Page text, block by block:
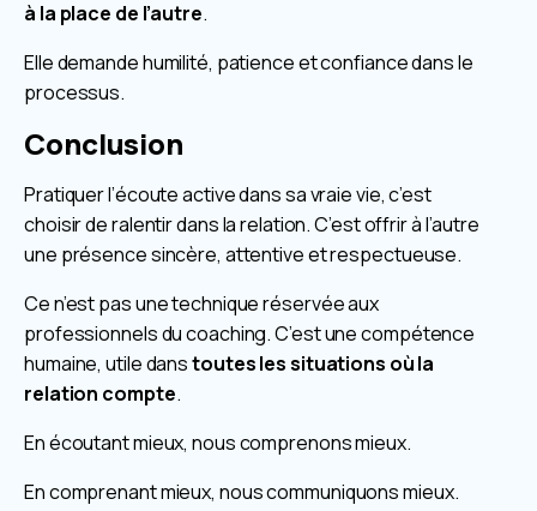
à la place de l’autre.
Elle demande humilité, patience et confiance dans le
processus.
Conclusion
Pratiquer l’écoute active dans sa vraie vie, c’est
choisir de ralentir dans la relation. C’est offrir à l’autre
une présence sincère, attentive et respectueuse.
Ce n’est pas une technique réservée aux
professionnels du coaching. C’est une compétence
humaine, utile danstoutes les situations où la
relation compte.
En écoutant mieux, nous comprenons mieux.
En comprenant mieux, nous communiquons mieux.